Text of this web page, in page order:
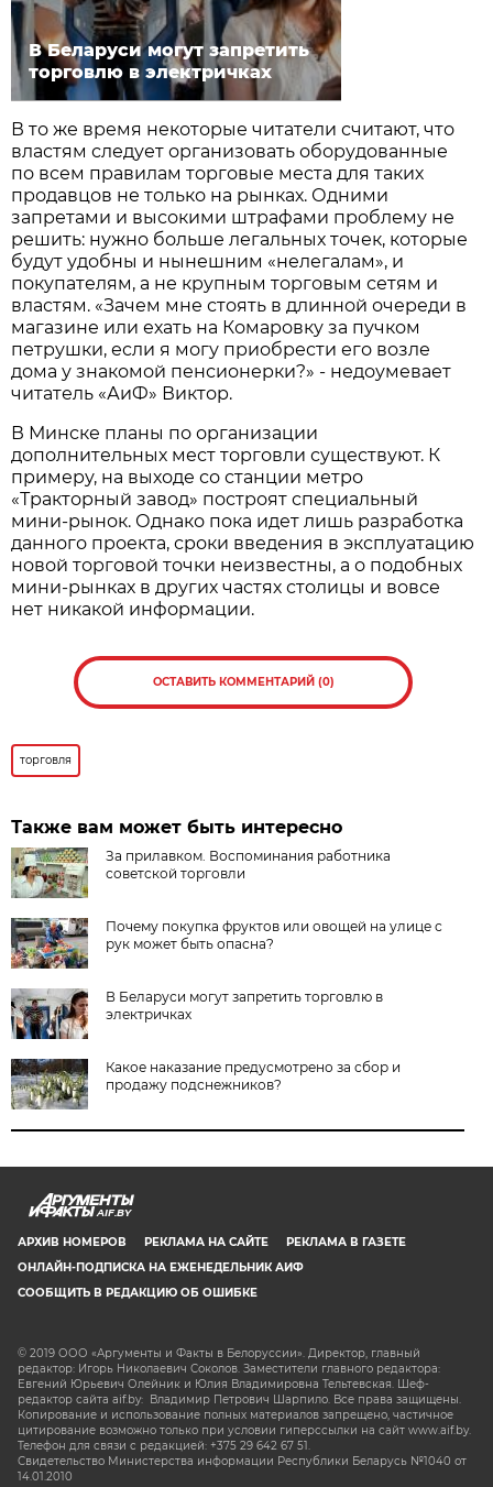
В Беларуси могут запретить
торговлю в электричках
В то же время некоторые читатели считают, что
властям следует организовать оборудованные
по всем правилам торговые места для таких
продавцов не только на рынках. Одними
запретами и высокими штрафами проблему не
решить: нужно больше легальных точек, которые
будут удобны и нынешним «нелегалам», и
покупателям, а не крупным торговым сетям и
властям. «Зачем мне стоять в длинной очереди в
магазине или ехать на Комаровку за пучком
петрушки, если я могу приобрести его возле
дома у знакомой пенсионерки?» - недоумевает
читатель «АиФ» Виктор.
В Минске планы по организации
дополнительных мест торговли существуют. К
примеру, на выходе со станции метро
«Тракторный завод» построят специальный
мини-рынок. Однако пока идет лишь разработка
данного проекта, сроки введения в эксплуатацию
новой торговой точки неизвестны, а о подобных
мини-рынках в других частях столицы и вовсе
нет никакой информации.
ОСТАВИТЬ КОММЕНТАРИЙ (0)
торговля
Также вам может быть интересно
За прилавком.​ Воспоминания работника
советской торговли
Почему покупка фруктов или овощей на улице с
рук может быть опасна?
В Беларуси могут запретить торговлю в
электричках
Какое наказание предусмотрено за сбор и
продажу подснежников?
AIF.BY
АРХИВ НОМЕРОВ РЕКЛАМА НА САЙТЕ
РЕКЛАМА В ГАЗЕТЕ
ОНЛАЙН-ПОДПИСКА НА ЕЖЕНЕДЕЛЬНИК АИФ
СООБЩИТЬ В РЕДАКЦИЮ ОБ ОШИБКЕ
© 2019 ООО «Аргументы и Факты в Белоруссии». Директор, главный
редактор: Игорь Николаевич Соколов. Заместители главного редактора:
Евгений Юрьевич Олейник и Юлия Владимировна Тельтевская. Шеф-
редактор сайта aif.by: Владимир Петрович Шарпило. Все права защищены.
Копирование и использование полных материалов запрещено, частичное
цитирование возможно только при условии гиперссылки на сайт www.aif.by.
Телефон для связи с редакцией: +375 29 642 67 51.
Свидетельство Министерства информации Республики Беларусь №1040 от
14.01.2010